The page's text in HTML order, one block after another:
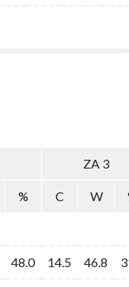
ZA 3
% C W
48.0 14.5 46.8
ZA 3
% C W
48.0 14.5 46.8